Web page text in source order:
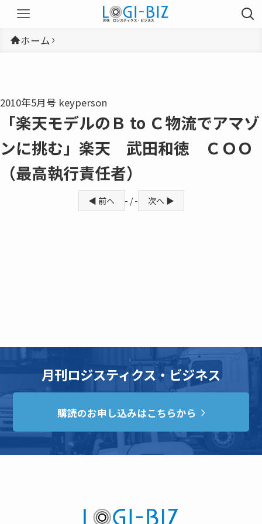
ホーム
2010年5月号 keyperson
「楽天モデルのＢ to Ｃ物流でアマゾ
ンに挑む」楽天 武田和徳 ＣＯＯ
（最高執行責任者）
◀ 前へ - / - 次へ ▶
月刊ロジスティクス・ビジネス
購読のお申し込みはこちらから